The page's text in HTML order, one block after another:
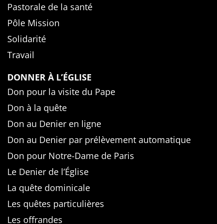
Pastorale de la santé
Pôle Mission
Solidarité
Travail
DONNER À L’ÉGLISE
Don pour la visite du Pape
Don à la quête
Don au Denier en ligne
Don au Denier par prélèvement automatique
Don pour Notre-Dame de Paris
Le Denier de l’Église
La quête dominicale
Les quêtes particulières
Les offrandes